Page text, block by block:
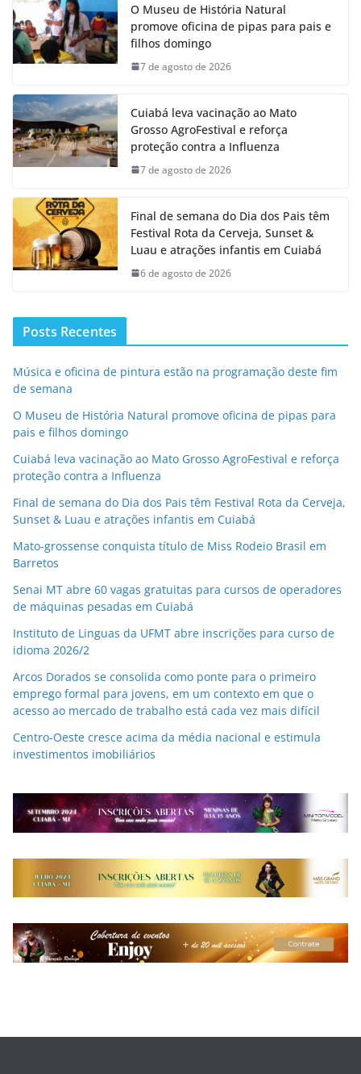
O Museu de História Natural
promove oficina de pipas para pais e
filhos domingo
7 de agosto de 2026
Cuiabá leva vacinação ao Mato
Grosso AgroFestival e reforça
proteção contra a Influenza
7 de agosto de 2026
Final de semana do Dia dos Pais têm
Festival Rota da Cerveja, Sunset &
Luau e atrações infantis em Cuiabá
6 de agosto de 2026
Posts Recentes
Música e oficina de pintura estão na programação deste fim
de semana
O Museu de História Natural promove oficina de pipas para
pais e filhos domingo
Cuiabá leva vacinação ao Mato Grosso AgroFestival e reforça
proteção contra a Influenza
Final de semana do Dia dos Pais têm Festival Rota da Cerveja,
Sunset & Luau e atrações infantis em Cuiabá
Mato-grossense conquista título de Miss Rodeio Brasil em
Barretos
Senai MT abre 60 vagas gratuitas para cursos de operadores
de máquinas pesadas em Cuiabá
Instituto de Linguas da UFMT abre inscrições para curso de
idioma 2026/2
Arcos Dorados se consolida como ponte para o primeiro
emprego formal para jovens, em um contexto em que o
acesso ao mercado de trabalho está cada vez mais difícil
Centro-Oeste cresce acima da média nacional e estimula
investimentos imobiliários